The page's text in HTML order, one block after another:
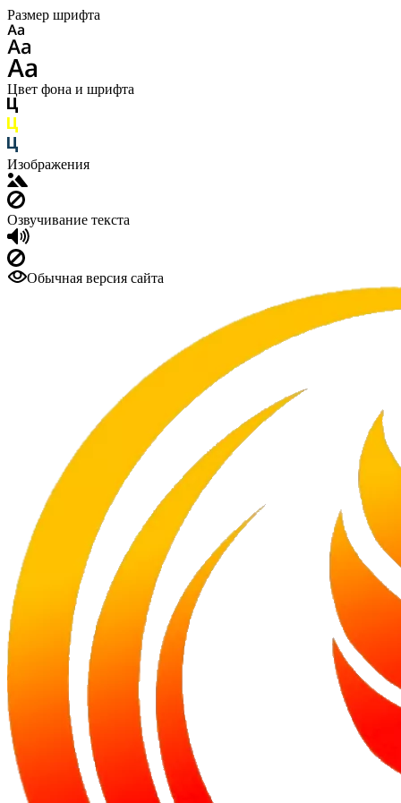
Размер шрифта
Цвет фона и шрифта
Изображения
Озвучивание текста
Обычная версия сайта